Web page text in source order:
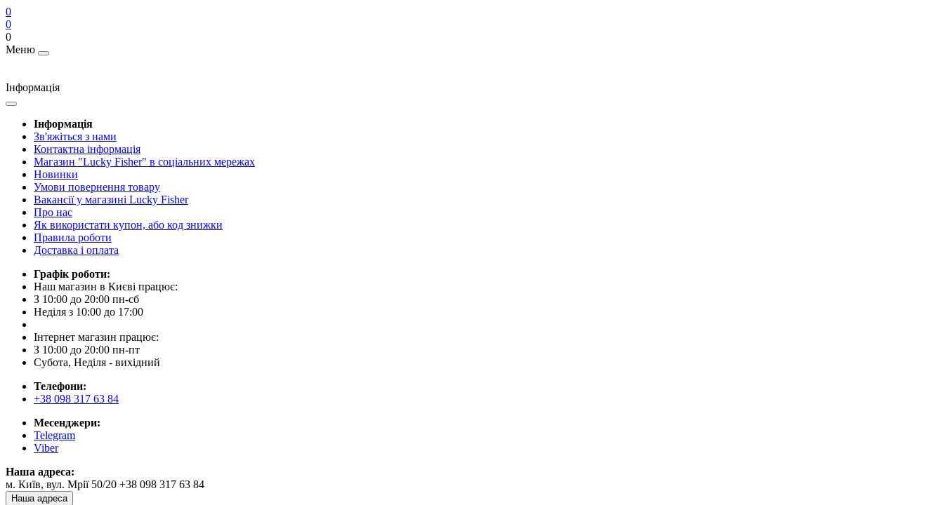
0
0
0
Меню
Інформація
Інформація
Зв'яжіться з нами
Контактна інформація
Магазин "Lucky Fisher" в соціальних мережах
Новинки
Умови повернення товару
Вакансії у магазині Lucky Fisher
Про нас
Як використати купон, або код знижки
Правила роботи
Доставка і оплата
Графік роботи:
Наш магазин в Києві працює:
З 10:00 до 20:00 пн-сб
Неділя з 10:00 до 17:00
Інтернет магазин працює:
З 10:00 до 20:00 пн-пт
Субота, Неділя - вихідний
Телефони:
+38 098 317 63 84
Месенджери:
Telegram
Viber
Наша адреса:
м. Київ, вул. Мрії 50/20 +38 098 317 63 84
Наша адреса